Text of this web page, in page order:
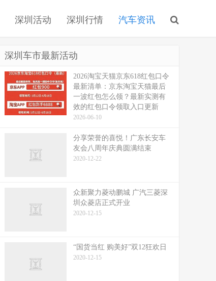
深圳活动 深圳行情 汽车资讯
深圳车市最新活动
2026淘宝天猫京东618红包口令
最新清单：京东淘宝天猫最后
一波红包怎么领？最新实测有
效的红包口令领取入口更新
2026-06-10
分享荣誉的喜悦！广东长安车
友会八周年庆典圆满结束
2020-12-22
众新聚力菱动鹏城 广汽三菱深
圳众菱店正式开业
2020-12-15
“国货当红 购美好”双12狂欢日
2020-12-15